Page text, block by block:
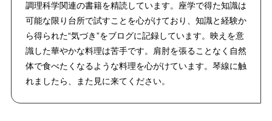
調理科学関連の書籍を精読しています。座学で得た知識は
可能な限り台所で試すことを心がけており、知識と経験か
ら得られた“気づき”をブログに記録しています。映えを意
識した華やかな料理は苦手です。肩肘を張ることなく自然
体で食べたくなるような料理を心がけています。琴線に触
れましたら、また見に来てください。